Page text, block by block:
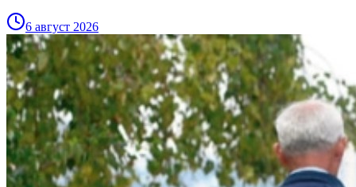
6 август 2026